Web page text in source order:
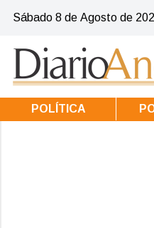
Sábado 8 de Agosto de
POLÍTICA